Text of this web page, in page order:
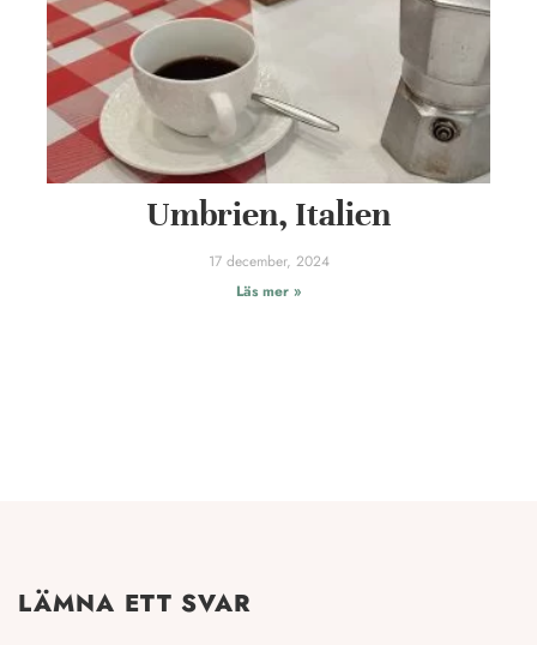
Umbrien, Italien
17 december, 2024
Läs mer »
LÄMNA ETT SVAR